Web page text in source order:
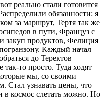
реально стали готовится
обязанности: я
за маршрут, Тертя так же
в пути, Француз с
закуп продуктов, Фелиция
Каждый начал
до Теректов
так-то просто. Туда ходят
мы, со своими
Стал узнавать цены, что
в космос слетать можно. Но